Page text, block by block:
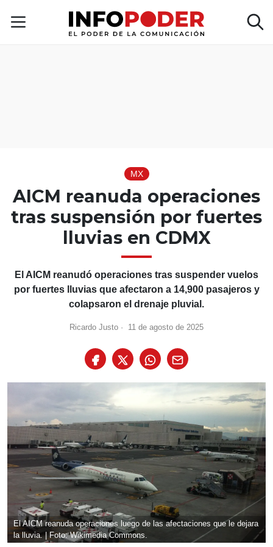
MX
AICM reanuda operaciones
tras suspensión por fuertes
lluvias en CDMX
El AICM reanudó operaciones tras suspender vuelos
por fuertes lluvias que afectaron a 14,900 pasajeros y
colapsaron el drenaje pluvial.
Ricardo Justo · 11 de agosto de 2025
El AICM reanuda operaciones luego de las afectaciones que le dejara
la lluvia. | Foto: Wikimedia Commons.